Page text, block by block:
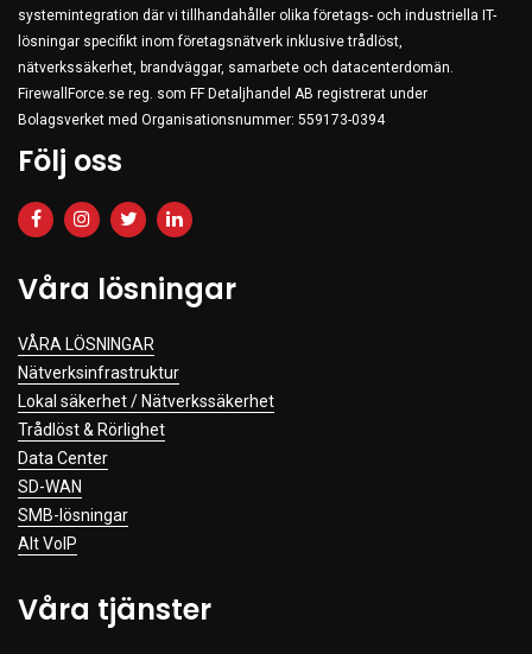
systemintegration där vi tillhandahåller olika företags- och industriella IT-
lösningar specifikt inom företagsnätverk inklusive trådlöst,
nätverkssäkerhet, brandväggar, samarbete och datacenterdomän.
FirewallForce.se reg. som FF Detaljhandel AB registrerat under
Bolagsverket med Organisationsnummer: 559173-0394
Följ oss
Våra lösningar
VÅRA LÖSNINGAR
Nätverksinfrastruktur
Lokal säkerhet / Nätverkssäkerhet
Trådlöst & Rörlighet
Data Center
SD-WAN
SMB-lösningar
Alt VoIP
Våra tjänster